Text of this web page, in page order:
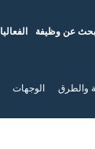
عن وظيفة
والطرق الوجهات